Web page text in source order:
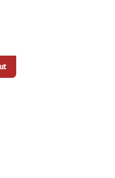
Tempat Pengelolaan